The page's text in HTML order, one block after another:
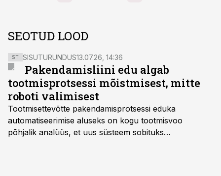
SEOTUD LOOD
ST SISUTURUNDUS13.07.26, 14:36
Pakendamisliini edu algab
tootmisprotsessi mõistmisest, mitte
roboti valimisest
Tootmisettevõtte pakendamisprotsessi eduka
automatiseerimise aluseks on kogu tootmisvoo
põhjalik analüüs, et uus süsteem sobituks